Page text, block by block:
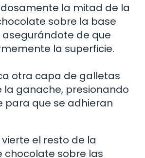
la mitad de la
sobre la base
de que
la superficie.
otra capa de galletas
la ganache, presionando
para que se adhieran
el resto de la
chocolate sobre las